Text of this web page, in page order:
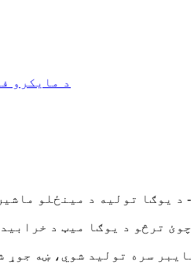
ترڅو د یوګا میټ د